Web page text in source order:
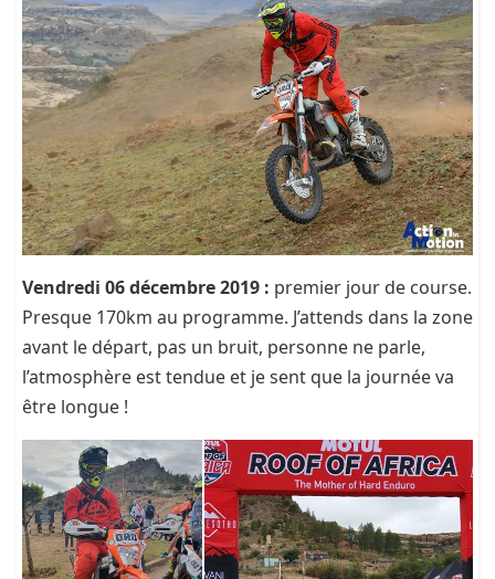
Vendredi 06 décembre 2019 : premier jour de course.
Presque 170km au programme. J’attends dans la zone
avant le départ, pas un bruit, personne ne parle,
l’atmosphère est tendue et je sent que la journée va
être longue !